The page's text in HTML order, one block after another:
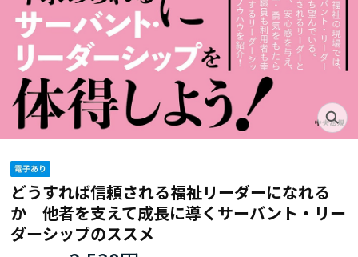
どうすれば信頼される福祉リーダーになれる
か 他者を支えて成長に導くサーバント・リー
ダーシップのススメ